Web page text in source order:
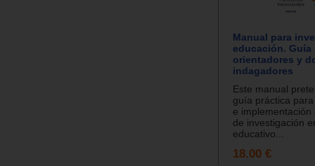
Manual para
educación. Guía
orientadores y
indagadores
Este manual
guía práctica
e implementación
de investigación
educativo...
18.00 €